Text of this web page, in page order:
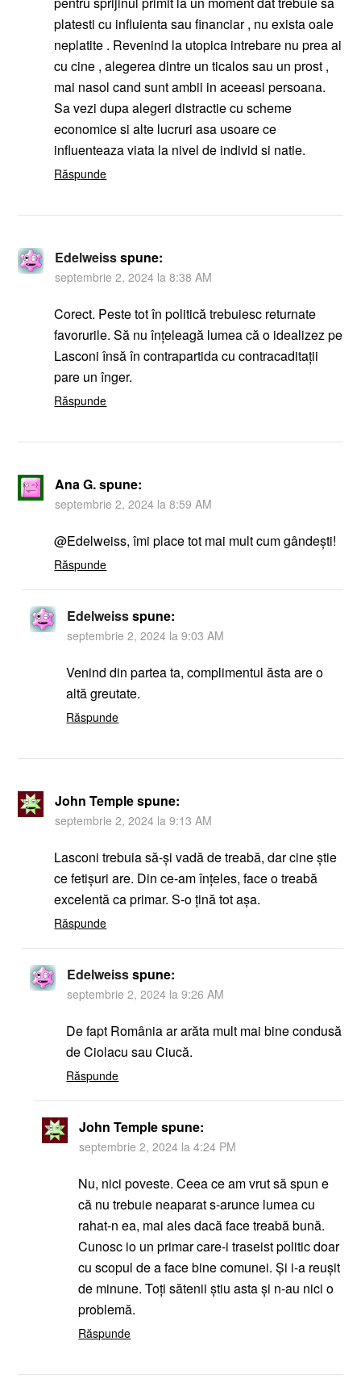
platesti cu influienta sau financiar , nu exista oale
neplatite . Revenind la utopica intrebare nu prea ai
cu cine , alegerea dintre un ticalos sau un prost ,
mai nasol cand sunt ambii in aceeasi persoana.
Sa vezi dupa alegeri distractie cu scheme
economice si alte lucruri asa usoare ce
influenteaza viata la nivel de individ si natie.
Răspunde
Edelweissspune:
septembrie 2, 2024 la 8:38 AM
Corect. Peste tot în politică trebuiesc returnate
favorurile. Să nu înțeleagă lumea că o idealizez pe
Lasconi însă în contrapartida cu contracaditații
pare un înger.
Răspunde
Ana G.spune:
septembrie 2, 2024 la 8:59 AM
@Edelweiss, îmi place tot mai mult cum gândești!
Răspunde
Edelweissspune:
septembrie 2, 2024 la 9:03 AM
Venind din partea ta, complimentul ăsta are o
altă greutate.
Răspunde
John Templespune:
septembrie 2, 2024 la 9:13 AM
Lasconi trebuia să-și vadă de treabă, dar cine știe
ce fetișuri are. Din ce-am înțeles, face o treabă
excelentă ca primar. S-o țină tot așa.
Răspunde
Edelweissspune:
septembrie 2, 2024 la 9:26 AM
De fapt România ar arăta mult mai bine condusă
de Ciolacu sau Ciucă.
Răspunde
John Templespune:
septembrie 2, 2024 la 4:24 PM
Nu, nici poveste. Ceea ce am vrut să spun e
că nu trebuie neaparat s-arunce lumea cu
rahat-n ea, mai ales dacă face treabă bună.
Cunosc io un primar care-i traseist politic doar
cu scopul de a face bine comunei. Și i-a reușit
de minune. Toți sătenii știu asta și n-au nici o
problemă.
Răspunde